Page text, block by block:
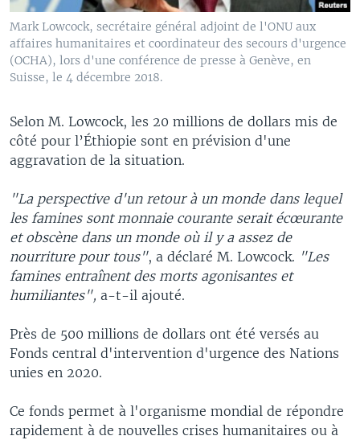
Mark Lowcock, secrétaire général adjoint de l'ONU aux
affaires humanitaires et coordinateur des secours d'urgence
(OCHA), lors d'une conférence de presse à Genève, en
Suisse, le 4 décembre 2018.
Selon M. Lowcock, les 20 millions de dollars mis de
côté pour l’Éthiopie sont en prévision d'une
aggravation de la situation.
"La perspective d'un retour à un monde dans lequel
les famines sont monnaie courante serait écœurante
et obscène dans un monde où il y a assez de
nourriture pour tous", a déclaré M. Lowcock. "Les
famines entraînent des morts agonisantes et
humiliantes", a-t-il ajouté.
Près de 500 millions de dollars ont été versés au
Fonds central d'intervention d'urgence des Nations
unies en 2020.
Ce fonds permet à l'organisme mondial de répondre
rapidement à de nouvelles crises humanitaires ou à